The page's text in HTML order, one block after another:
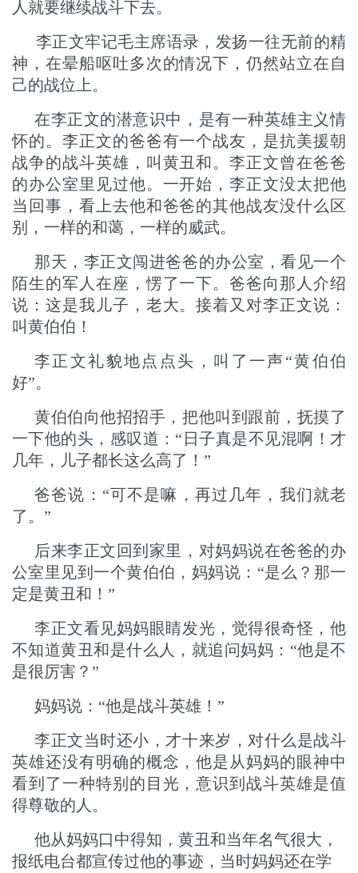
人就要继续战斗下去。
李正文牢记毛主席语录，发扬一往无前的精
神，在晕船呕吐多次的情况下，仍然站立在自
己的战位上。
在李正文的潜意识中，是有一种英雄主义情
怀的。李正文的爸爸有一个战友，是抗美援朝
战争的战斗英雄，叫黄丑和。李正文曾在爸爸
的办公室里见过他。一开始，李正文没太把他
当回事，看上去他和爸爸的其他战友没什么区
别，一样的和蔼，一样的威武。
那天，李正文闯进爸爸的办公室，看见一个
陌生的军人在座，愣了一下。爸爸向那人介绍
说：这是我儿子，老大。接着又对李正文说：
叫黄伯伯！
李正文礼貌地点点头，叫了一声“黄伯伯
好”。
黄伯伯向他招招手，把他叫到跟前，抚摸了
一下他的头，感叹道：“日子真是不见混啊！才
几年，儿子都长这么高了！”
爸爸说：“可不是嘛，再过几年，我们就老
了。”
后来李正文回到家里，对妈妈说在爸爸的办
公室里见到一个黄伯伯，妈妈说：“是么？那一
定是黄丑和！”
李正文看见妈妈眼睛发光，觉得很奇怪，他
不知道黄丑和是什么人，就追问妈妈：“他是不
是很厉害？”
妈妈说：“他是战斗英雄！”
李正文当时还小，才十来岁，对什么是战斗
英雄还没有明确的概念，他是从妈妈的眼神中
看到了一种特别的目光，意识到战斗英雄是值
得尊敬的人。
他从妈妈口中得知，黄丑和当年名气很大，
报纸电台都宣传过他的事迹，当时妈妈还在学